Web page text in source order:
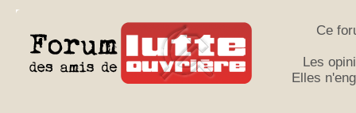
Ce
Les
Elles